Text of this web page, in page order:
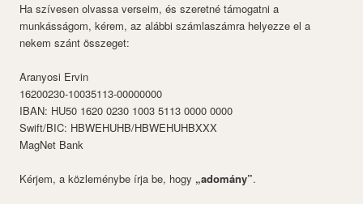
Ha szívesen olvassa verseim, és szeretné támogatni a
munkásságom, kérem, az alábbi számlaszámra helyezze el a
nekem szánt összeget:
Aranyosi Ervin
16200230-10035113-00000000
IBAN: HU50 1620 0230 1003 5113 0000 0000
Swift/BIC: HBWEHUHB/HBWEHUHBXXX
MagNet Bank
Kérjem, a közleménybe írja be, hogy „adomány”.